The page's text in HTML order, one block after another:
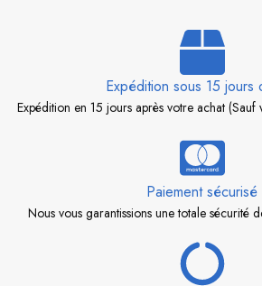
Expédition sous 15 jours
Expédition en 15 jours après votre achat (Sauf
Paiement sécurisé
Nous vous garantissions une totale sécurité